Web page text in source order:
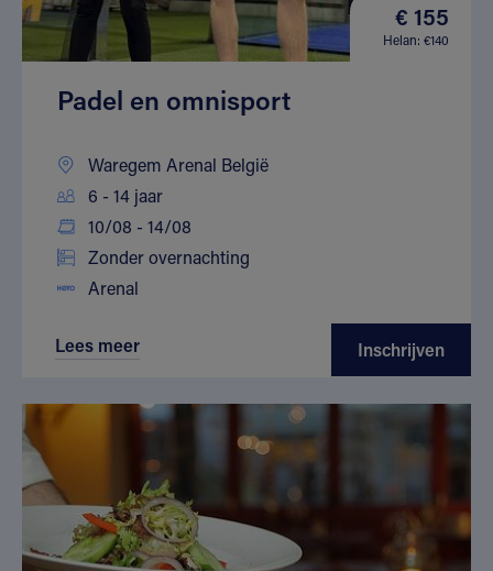
€ 155
Helan: €140
Padel en omnisport
Waregem Arenal België
6 - 14 jaar
10/08 - 14/08
Zonder overnachting
Arenal
Lees meer Inschrijven